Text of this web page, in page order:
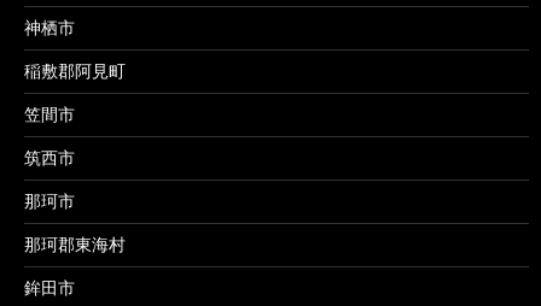
神栖市
稲敷郡阿見町
笠間市
筑西市
那珂市
那珂郡東海村
鉾田市